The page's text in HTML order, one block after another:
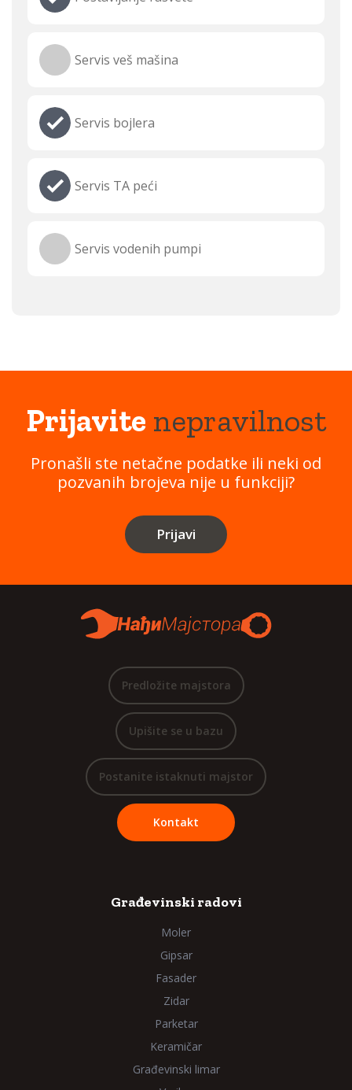
Servis veš mašina
Servis bojlera
Servis TA peći
Servis vodenih pumpi
Prijavitenepravilnost
Pronašli ste netačne podatke ili neki od
pozvanih brojeva nije u funkciji?
Prijavi
Predložite majstora
Upišite se u bazu
Postanite istaknuti majstor
Kontakt
Građevinski radovi
Moler
Gipsar
Fasader
Zidar
Parketar
Keramičar
Građevinski limar